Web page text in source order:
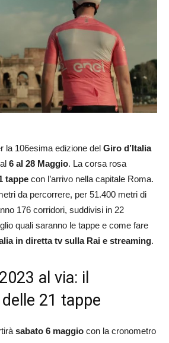
la 106esima edizione del Giro d’Italia
6 al 28 Maggio. La corsa rosa
tappe con l’arrivo nella capitale Roma.
da percorrere, per 51.400 metri di
176 corridori, suddivisi in 22
quali saranno le tappe e come fare
in diretta tv sulla Rai e streaming.
al via: il
21 tappe
sabato 6 maggio con la cronometro